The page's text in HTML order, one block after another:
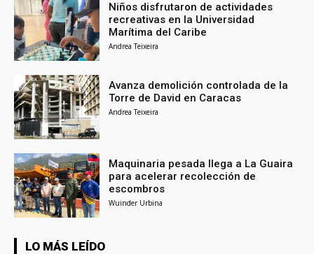
Niños disfrutaron de actividades
recreativas en la Universidad
Marítima del Caribe
Andrea Teixeira
Avanza demolición controlada de la
Torre de David en Caracas
Andrea Teixeira
Maquinaria pesada llega a La Guaira
para acelerar recolección de
escombros
Wuinder Urbina
LO MÁS LEÍDO